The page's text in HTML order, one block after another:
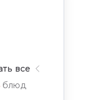
все
блюд